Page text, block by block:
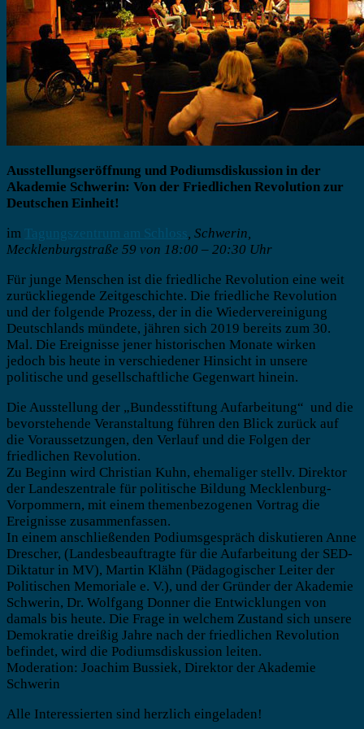
Ausstellungseröffnung und Podiumsdiskussion in der
Akademie Schwerin: Von der Friedlichen Revolution zur
Deutschen Einheit!
im Tagungszentrum am Schloss, Schwerin,
Mecklenburgstraße 59 von 18:00 – 20:30 Uhr
Für junge Menschen ist die friedliche Revolution eine weit
zurückliegende Zeitgeschichte. Die friedliche Revolution
und der folgende Prozess, der in die Wiedervereinigung
Deutschlands mündete, jähren sich 2019 bereits zum 30.
Mal. Die Ereignisse jener historischen Monate wirken
jedoch bis heute in verschiedener Hinsicht in unsere
politische und gesellschaftliche Gegenwart hinein.
Die Ausstellung der „Bundesstiftung Aufarbeitung“ und die
bevorstehende Veranstaltung führen den Blick zurück auf
die Voraussetzungen, den Verlauf und die Folgen der
friedlichen Revolution.
Zu Beginn wird Christian Kuhn, ehemaliger stellv. Direktor
der Landeszentrale für politische Bildung Mecklenburg-
Vorpommern, mit einem themenbezogenen Vortrag die
Ereignisse zusammenfassen.
In einem anschließenden Podiumsgespräch diskutieren Anne
Drescher, (Landesbeauftragte für die Aufarbeitung der SED-
Diktatur in MV), Martin Klähn (Pädagogischer Leiter der
Politischen Memoriale e. V.), und der Gründer der Akademie
Schwerin, Dr. Wolfgang Donner die Entwicklungen von
damals bis heute. Die Frage in welchem Zustand sich unsere
Demokratie dreißig Jahre nach der friedlichen Revolution
befindet, wird die Podiumsdiskussion leiten.
Moderation: Joachim Bussiek, Direktor der Akademie
Schwerin
Alle Interessierten sind herzlich eingeladen!